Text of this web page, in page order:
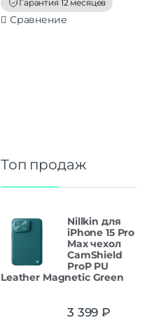
5
Гарантия 12 месяцев
Сравнение
Топ продаж
Nillkin для
iPhone 15 Pro
Max чехол
CamShield
ProP PU
Leather Magnetic Green
3 399 ₽